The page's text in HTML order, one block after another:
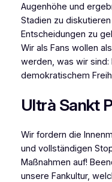
Augenhöhe und
Stadien zu
Entscheidungen zu
Wir als Fans wollen
werden, was wir sind:
demokratischem
Ultrà Sankt
Wir fordern die
und vollständigen
Maßnahmen auf!
unsere Fankultur,